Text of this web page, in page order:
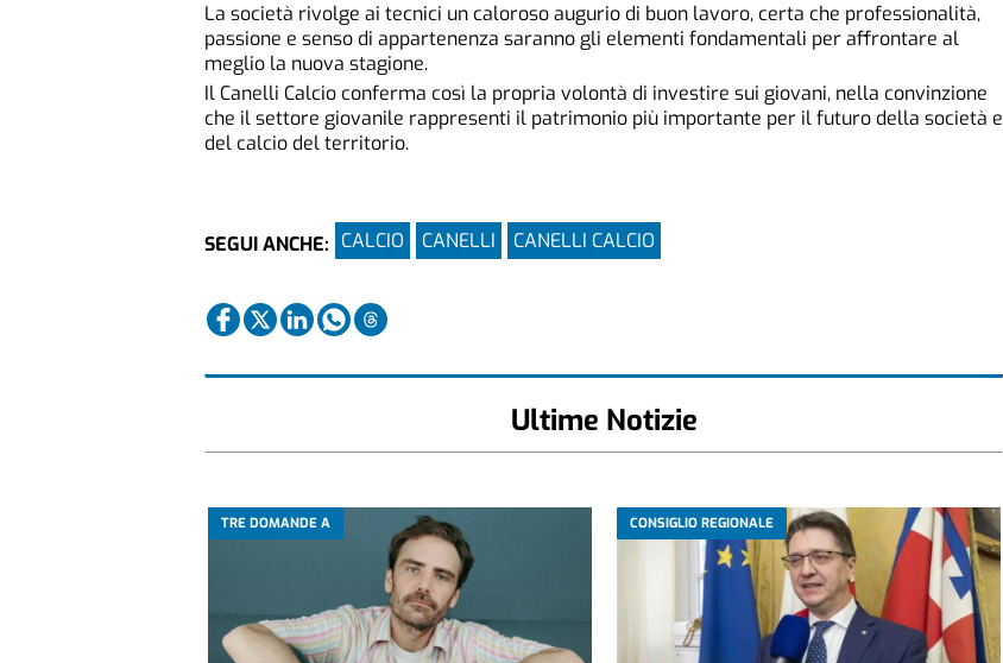
La società rivolge ai tecnici un caloroso augurio di buon lavoro, certa che professionalità,
passione e senso di appartenenza saranno gli elementi fondamentali per affrontare al
meglio la nuova stagione.
Il Canelli Calcio conferma così la propria volontà di investire sui giovani, nella convinzione
che il settore giovanile rappresenti il patrimonio più importante per il futuro della società e
del calcio del territorio.
SEGUI ANCHE: CALCIO CANELLI CANELLI CALCIO
Ultime Notizie
TRE DOMANDE A CONSIGLIO REGIONALE